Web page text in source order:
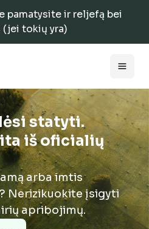
pamatysite ir reljefą bei
(jei tokių yra)
statyti.
iš oficialių
arba imtis
Nerizikuokite įsigyti
apribojimų.